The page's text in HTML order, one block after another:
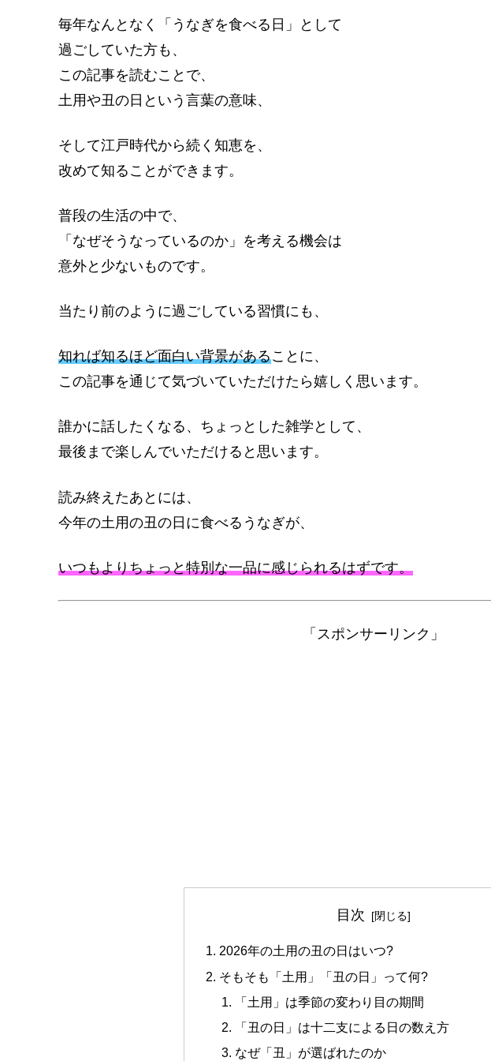
毎年なんとなく「うなぎを食べる日」として
過ごしていた方も、
この記事を読むことで、
土用や丑の日という言葉の意味、
そして江戸時代から続く知恵を、
改めて知ることができます。
普段の生活の中で、
「なぜそうなっているのか」を考える機会は
意外と少ないものです。
当たり前のように過ごしている習慣にも、
知れば知るほど面白い背景があることに、
この記事を通じて気づいていただけたら嬉しく思います。
誰かに話したくなる、ちょっとした雑学として、
最後まで楽しんでいただけると思います。
読み終えたあとには、
今年の土用の丑の日に食べるうなぎが、
いつもよりちょっと特別な一品に感じられるはずです。
「スポンサーリンク」
目次
2026年の土用の丑の日はいつ?
そもそも「土用」「丑の日」って何?
「土用」は季節の変わり目の期間
「丑の日」は十二支による日の数え方
なぜ「丑」が選ばれたのか